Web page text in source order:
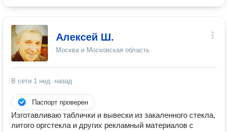
Алексей Ш.
Москва и Московская область
В сети 1 нед. назад
Паспорт проверен
Изготавливаю таблички и вывески из закаленного стекла,
литого оргстекла и других рекламный материалов с